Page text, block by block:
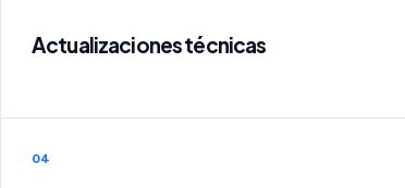
Actualizaciones técnicas
04